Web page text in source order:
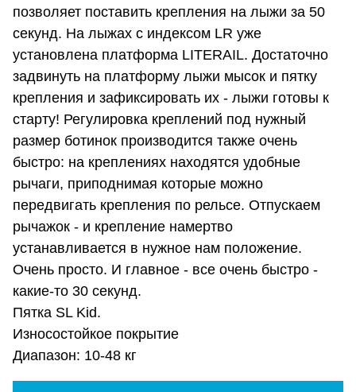
позволяет поставить крепления на лыжи за 50
секунд. На лыжах с индексом LR уже
установлена платформа LITERAIL. Достаточно
задвинуть на платформу лыжи мысок и пятку
крепления и зафиксировать их - лыжи готовы к
старту! Регулировка креплений под нужный
размер ботинок производится также очень
быстро: на креплениях находятся удобные
рычаги, приподнимая которые можно
передвигать крепления по рельсе. Отпускаем
рычажок - и крепление намертво
устанавливается в нужное нам положение.
Очень просто. И главное - все очень быстро -
какие-то 30 секунд.
Пятка SL Kid.
Износостойкое покрытие
Диапазон: 10-48 кг